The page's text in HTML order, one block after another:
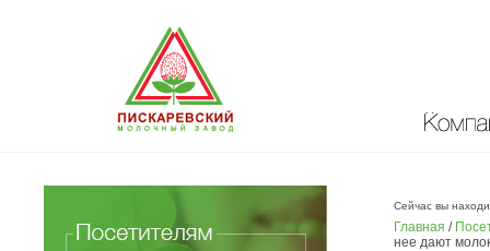
Сейчас вы
Главная /
нее дают